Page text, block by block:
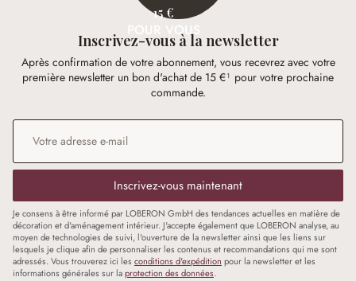
15 €
POUR VOUS
Inscrivez-vous à la newsletter
Après confirmation de votre abonnement, vous recevrez avec votre
première newsletter un bon d'achat de 15 €¹ pour votre prochaine
commande.
Adresse e-mail
Inscrivez-vous maintenant
Je consens à être informé par LOBERON GmbH des tendances actuelles en matière de
décoration et d'aménagement intérieur. J'accepte également que LOBERON analyse, au
moyen de technologies de suivi, l'ouverture de la newsletter ainsi que les liens sur
lesquels je clique afin de personnaliser les contenus et recommandations qui me sont
adressés. Vous trouverez ici les conditions d'expédition pour la newsletter et les
informations générales sur laprotection des données.